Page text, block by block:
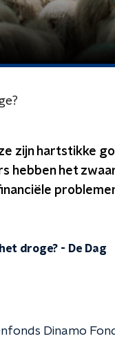
zijn hartstikke
hebben het
droge? - De Dag
Dinamo